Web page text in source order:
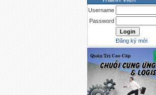
Username
Password
Đăng ký mới